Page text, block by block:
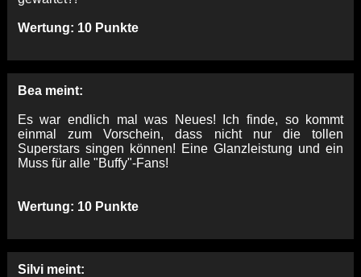
Wertung: 10 Punkte
Bea meint:
Es war endlich mal was Neues! Ich finde, so kommt
einmal zum Vorschein, dass nicht nur die tollen
Superstars singen können! Eine Glanzleistung und ein
Muss für alle "Buffy"-Fans!
Wertung: 10 Punkte
Silvi meint: